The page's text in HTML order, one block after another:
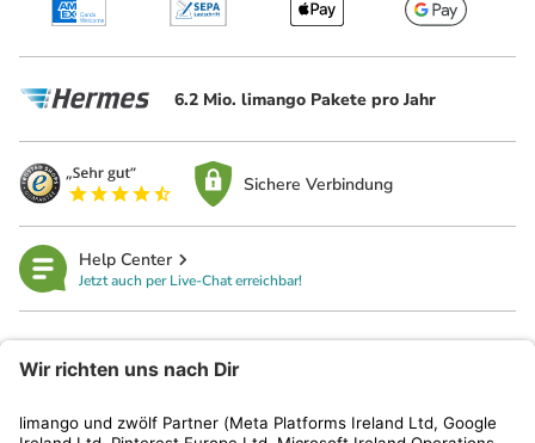
6.2 Mio. limango Pakete pro Jahr
Sichere Verbindung
Help Center
Jetzt auch per Live-Chat erreichbar!